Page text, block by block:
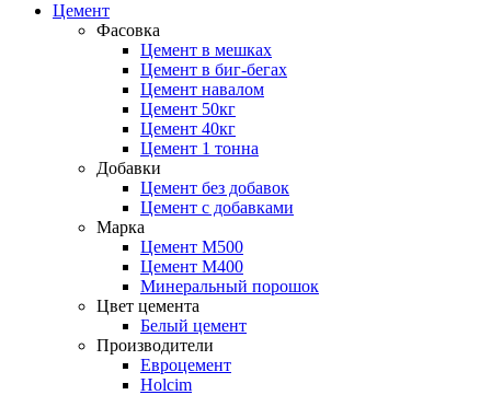
Цемент
Фасовка
Цемент в мешках
Цемент в биг-бегах
Цемент навалом
Цемент 50кг
Цемент 40кг
Цемент 1 тонна
Добавки
Цемент без добавок
Цемент с добавками
Марка
Цемент М500
Цемент М400
Минеральный порошок
Цвет цемента
Белый цемент
Производители
Евроцемент
Holcim